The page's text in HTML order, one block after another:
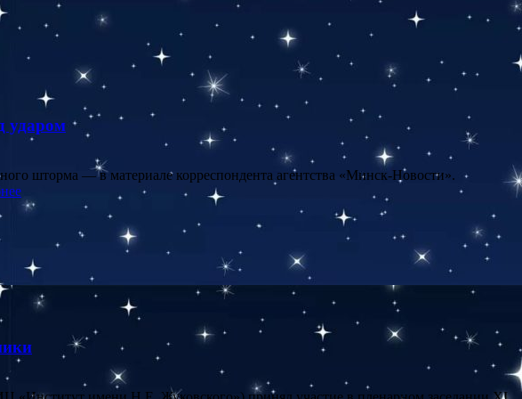
ударом
шторма — в материале корреспондента агентства «Минск-Новости».